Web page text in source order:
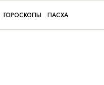
ГОРОСКОПЫ ПАСХА